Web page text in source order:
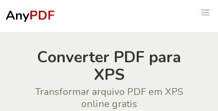
Сonverter PDF para
XPS
Transformar arquivo PDF em XPS
online gratis